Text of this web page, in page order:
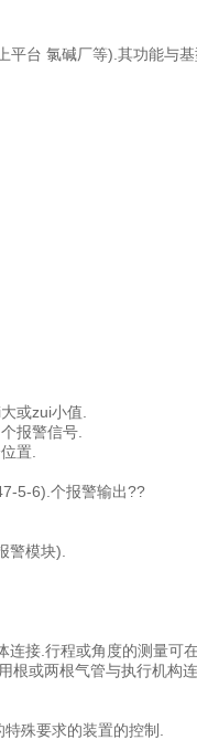
台 氯碱厂等).其功能与基
或zui小值.
报警信号.
置.
5-6).个报警输出??
警模块).
接.行程或角度的测量可
或两根气管与执行机构
殊要求的装置的控制.